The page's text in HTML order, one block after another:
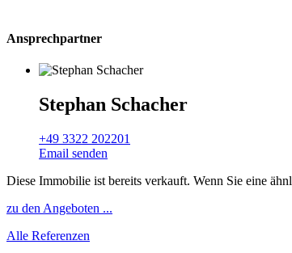
Ansprechpartner
Stephan Schacher
+49 3322 202201
Email senden
Diese Immobilie ist bereits verkauft. Wenn Sie eine
zu den Angeboten ...
Alle Referenzen